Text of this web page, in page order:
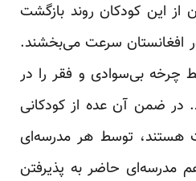
از این کودکان روند بازگشت
افغانستان سرعت می‌بخشند.
چرخه بی‌سوادی و فقر را در
در ضمن آن عده از کودکانی
هستند، توسط هر مدرسه‌ای
مدرسه‌ای حاضر به پذیرفتن